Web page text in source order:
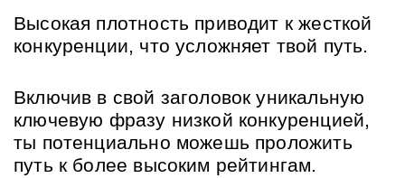
Высокая плотность приводит к жесткой
конкуренции, что усложняет твой путь.
Включив в свой заголовок уникальную
ключевую фразу низкой конкуренцией,
ты потенциально можешь проложить
путь к более высоким рейтингам.